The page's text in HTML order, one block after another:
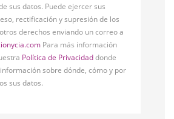
sus datos. Puede ejercer sus
rectificación y supresión de los
derechos enviando un correo a
Para más información
Política de Privacidaddonde
sobre dónde, cómo y por
sus datos.